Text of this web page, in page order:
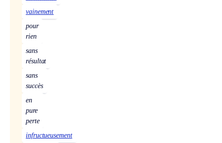
vainement
pour
rien
sans
résultat
sans
succès
en
pure
perte
infructueusement